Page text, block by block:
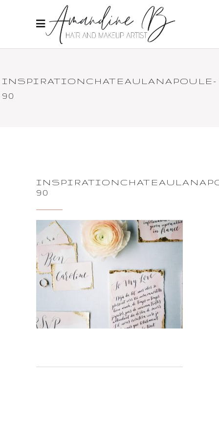
INSPIRATIONCHATEAULANAPOULE-
90
90